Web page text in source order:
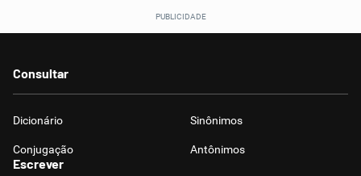
Consultar
Dicionário Sinônimos
Conjugação Antônimos
Escrever